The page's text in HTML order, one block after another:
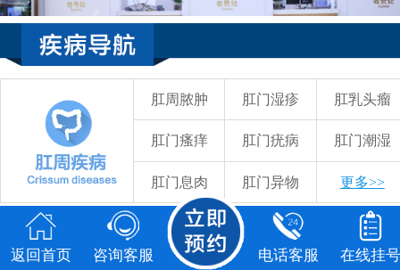
福州医博肛肠医院
点击咨询